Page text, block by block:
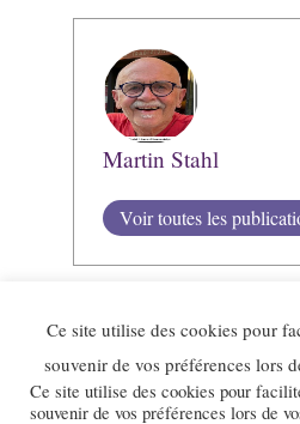
Martin Stahl
Voir toutes les
Ce site utilise des cookies pour
souvenir de vos préférences lors
Ce site utilise des cookies pour
souvenir de vos préférences lors de